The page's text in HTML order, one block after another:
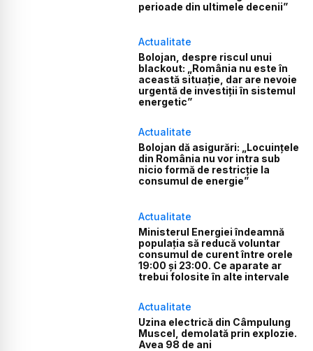
perioade din ultimele decenii”
Actualitate
Bolojan, despre riscul unui
blackout: „România nu este în
această situație, dar are nevoie
urgentă de investiții în sistemul
energetic”
Actualitate
Bolojan dă asigurări: „Locuințele
din România nu vor intra sub
nicio formă de restricție la
consumul de energie”
Actualitate
Ministerul Energiei îndeamnă
populația să reducă voluntar
consumul de curent între orele
19:00 și 23:00. Ce aparate ar
trebui folosite în alte intervale
Actualitate
Uzina electrică din Câmpulung
Muscel, demolată prin explozie.
Avea 98 de ani